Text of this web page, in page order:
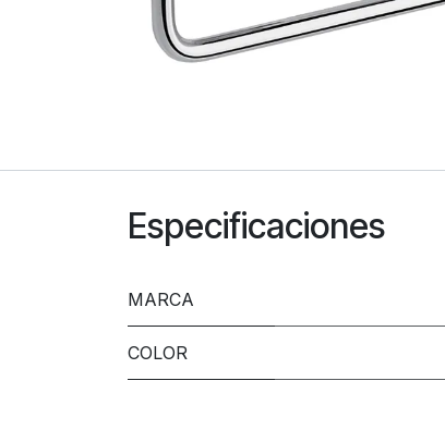
Especificaciones
MARCA
COLOR